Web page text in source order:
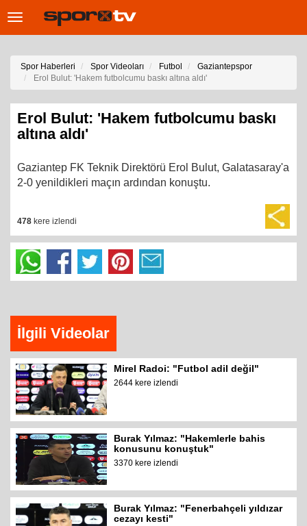
Toggle
Spor Haberleri Spor Videoları Futbol
Gaziantepspor
Erol Bulut: 'Hakem futbolcumu baskı altına aldı'
Erol Bulut: 'Hakem futbolcumu baskı
altına aldı'
Gaziantep FK Teknik Direktörü Erol Bulut, Galatasaray'a
2-0 yenildikleri maçın ardından konuştu.
478 kere izlendi
İlgili Videolar
Mirel Radoi: "Futbol adil değil"
2644 kere izlendi
Burak Yılmaz: "Hakemlerle bahis
konusunu konuştuk"
3370 kere izlendi
Burak Yılmaz: "Fenerbahçeli yıldızar
cezayı kesti"